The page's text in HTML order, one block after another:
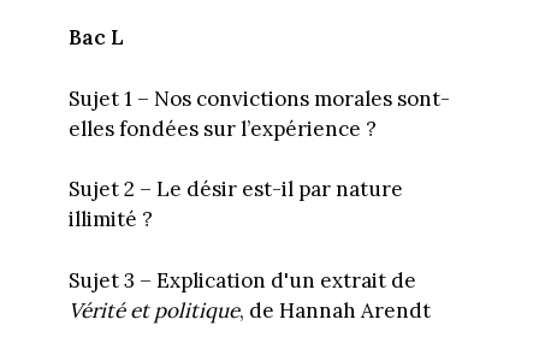
Bac L
Sujet 1 – Nos convictions morales sont-
elles fondées sur l’expérience ?
Sujet 2 – Le désir est-il par nature
illimité ?
Sujet 3 – Explication d'un extrait de
Vérité et politique, de Hannah Arendt